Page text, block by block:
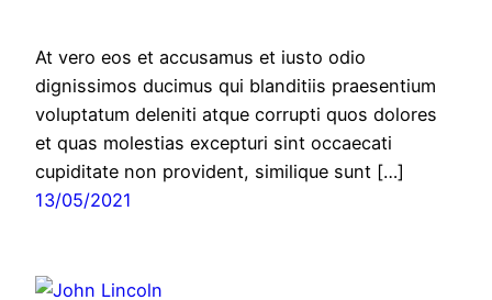
At vero eos et accusamus et iusto odio
dignissimos ducimus qui blanditiis praesentium
voluptatum deleniti atque corrupti quos dolores
et quas molestias excepturi sint occaecati
cupiditate non provident, similique sunt […]
13/05/2021